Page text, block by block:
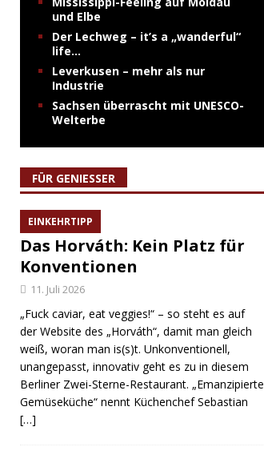
und Elbe
Der Lechweg – it’s a „wanderful“
life…
Leverkusen – mehr als nur
Industrie
Sachsen überrascht mit UNESCO-
Welterbe
FÜR GENIESSER
EINKEHRTIPP
Das Horváth: Kein Platz für
Konventionen
11. Juli 2026
„Fuck caviar, eat veggies!“ – so steht es auf
der Website des „Horváth“, damit man gleich
weiß, woran man is(s)t. Unkonventionell,
unangepasst, innovativ geht es zu in diesem
Berliner Zwei-Sterne-Restaurant. „Emanzipierte
Gemüseküche“ nennt Küchenchef Sebastian
[…]